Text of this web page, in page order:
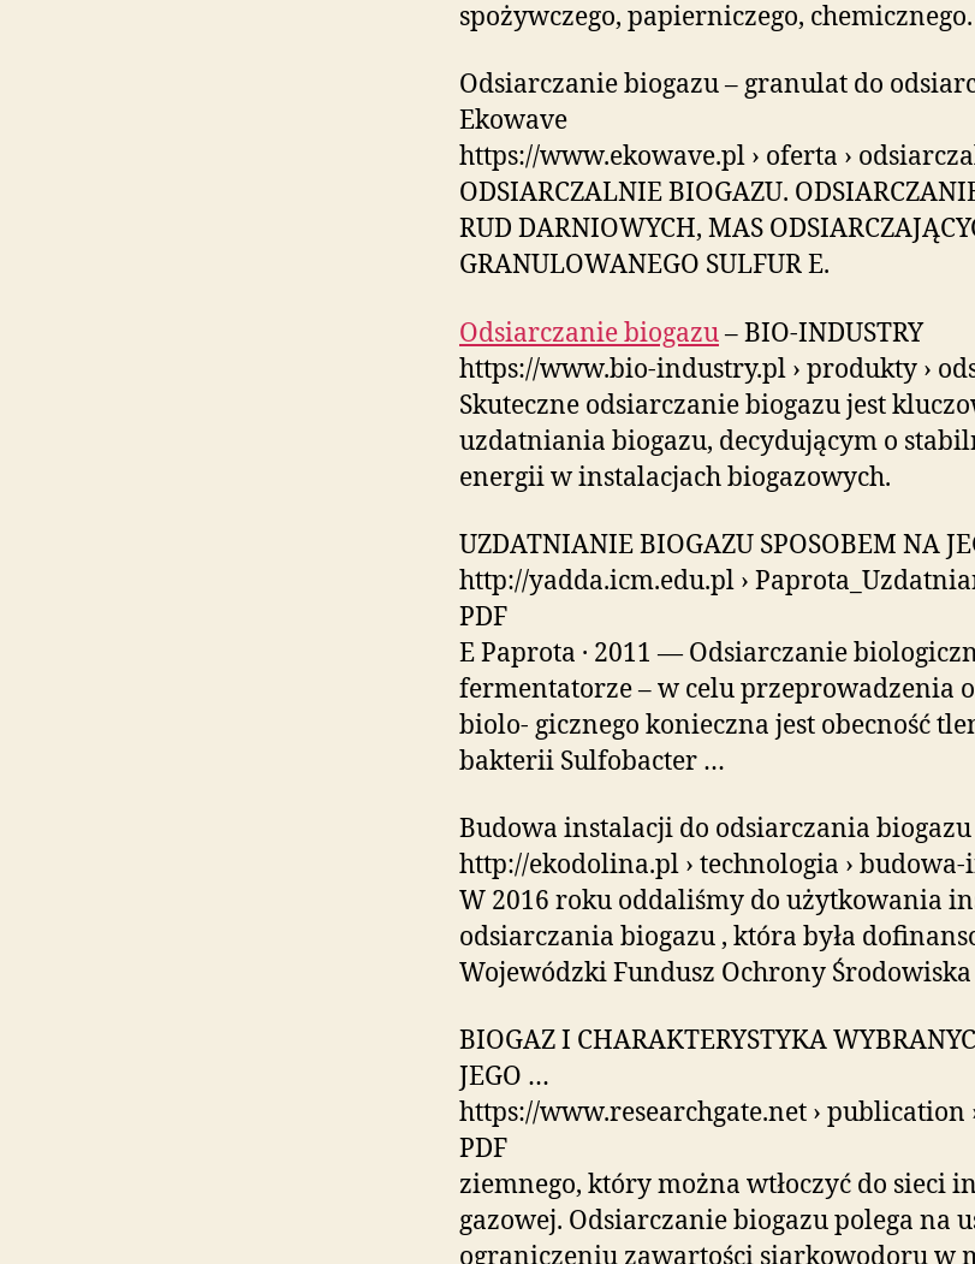
spożywczego, papierniczego, chemicznego.
Odsiarczanie biogazu – granulat do
Ekowave
https://www.ekowave.pl › oferta ›
ODSIARCZALNIE BIOGAZU.
RUD DARNIOWYCH, MAS
GRANULOWANEGO SULFUR E.
Odsiarczanie biogazu– BIO-INDUSTRY
https://www.bio-industry.pl › produkty ›
Skuteczne odsiarczanie biogazu jest
uzdatniania biogazu, decydującym o
energii w instalacjach biogazowych.
UZDATNIANIE BIOGAZU SPOSOBEM NA
http://yadda.icm.edu.pl ›
PDF
E Paprota · 2011 — Odsiarczanie
fermentatorze – w celu przeprowadzenia
biolo- gicznego konieczna jest obecność
bakterii Sulfobacter …
Budowa instalacji do odsiarczania
http://ekodolina.pl › technologia ›
W 2016 roku oddaliśmy do użytkowania
odsiarczania biogazu , która była
Wojewódzki Fundusz Ochrony
BIOGAZ I CHARAKTERYSTYKA
JEGO …
https://www.researchgate.net › publication
PDF
ziemnego, który można wtłoczyć do sieci
gazowej. Odsiarczanie biogazu polega na